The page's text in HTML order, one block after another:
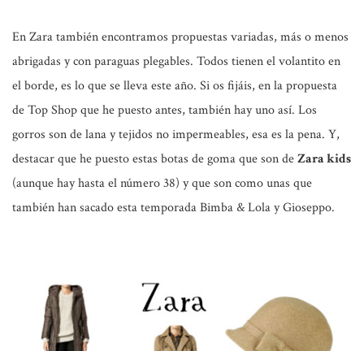
En Zara también encontramos propuestas variadas, más o menos
abrigadas y con paraguas plegables. Todos tienen el volantito en
el borde, es lo que se lleva este año. Si os fijáis, en la propuesta
de Top Shop que he puesto antes, también hay uno así. Los
gorros son de lana y tejidos no impermeables, esa es la pena. Y,
destacar que he puesto estas botas de goma que son deZara kids
(aunque hay hasta el número 38) y que son como unas que
también han sacado esta temporada Bimba & Lola y Gioseppo.